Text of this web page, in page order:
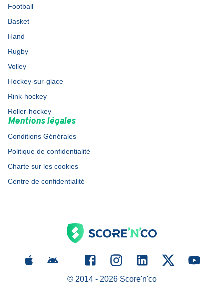
Football
Basket
Hand
Rugby
Volley
Hockey-sur-glace
Rink-hockey
Roller-hockey
Mentions légales
Conditions Générales
Politique de confidentialité
Charte sur les cookies
Centre de confidentialité
© 2014 - 2026Score'n'co